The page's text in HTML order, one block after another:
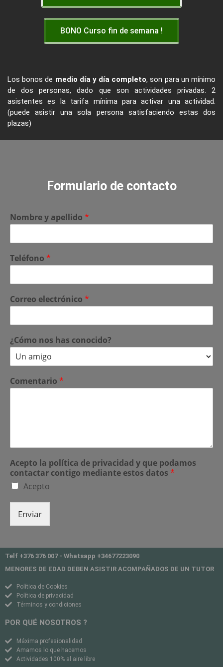
BONO Curso fin de semana !
Los bonos de medio día y día completo, son para un mínimo
de dos personas, dado que son actividades privadas. 2
asistentes es la tarifa mínima para activar una actividad.
(puede asistir una sola persona satisfaciendo estas dos
plazas)
Formulario de contacto
Nombre y apellido *
Teléfono *
Correo electrónico *
¿Cómo nos has conocido?
Comentario *
Acepto la política de privacidad y que podamos
contactar contigo mediante estos datos *
Acepto
Enviar
Telf +376 376 007 - Whatsapp +34677223090
MENORES DE EDAD DEBEN ASISTIR ACOMPAÑADOS DE UN TUTOR
Política de Cookies
Política de privacidad
Términos y condiciones
POR QUÉ NOSOTROS ?
Máxima profesionalidad
Amamos lo que hacemos
Actividades 100% al aire libre